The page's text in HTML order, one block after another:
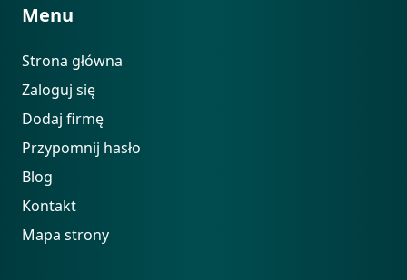
Menu
Strona główna
Zaloguj się
Dodaj firmę
Przypomnij hasło
Blog
Kontakt
Mapa strony